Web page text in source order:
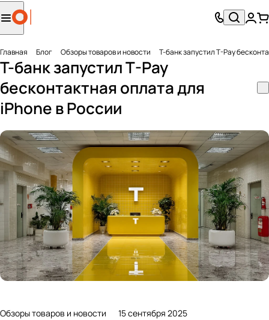
Главная Блог Обзоры товаров и новости T-банк запустил T-Pay
T-банк запустил T-Pay
бесконтактная оплата для
iPhone в России
Обзоры товаров и новости 15 сентября 2025